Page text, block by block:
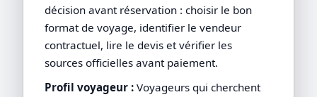
décision avant réservation : choisir le bon
format de voyage, identifier le vendeur
contractuel, lire le devis et vérifier les
sources officielles avant paiement.
Profil voyageur : Voyageurs qui cherchent